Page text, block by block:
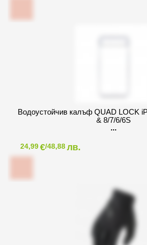
Водоустойчив калъф QUAD LOCK
& 8/7/6/6S
24,99€/48,88лв.